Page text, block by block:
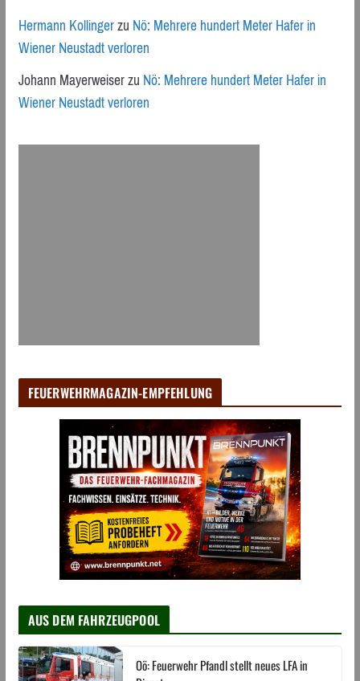
Hermann KollingerzuNö: Mehrere hundert Meter Hafer in
Wiener Neustadt verloren
Johann MayerweiserzuNö: Mehrere hundert Meter Hafer in
Wiener Neustadt verloren
FEUERWEHRMAGAZIN-EMPFEHLUNG
AUS DEM FAHRZEUGPOOL
Oö: Feuerwehr Pfandl stellt neues LFA in